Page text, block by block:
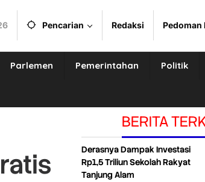
Pencarian Redaksi Pedoman
Parlemen Pemerintahan Politik
BERITA
Derasnya Dampak Investasi
Rp1,5 Triliun Sekolah Rakyat
Tanjung Alam